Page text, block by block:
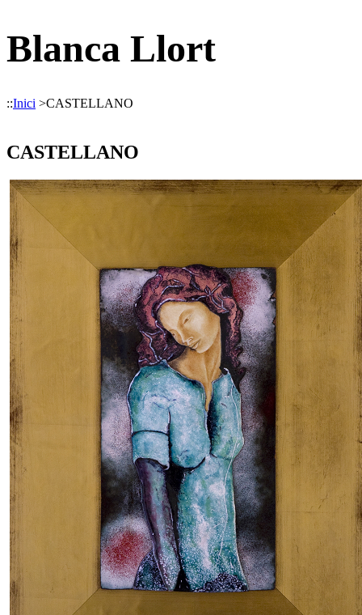
Blanca Llort
::Inici >CASTELLANO
CASTELLANO